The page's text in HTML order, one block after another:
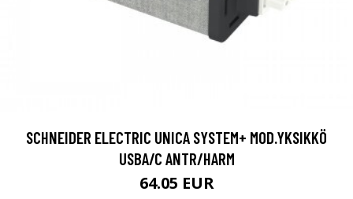
SCHNEIDER ELECTRIC UNICA SYSTEM+ MOD.YKSIKKÖ
USBA/C ANTR/HARM
64.05 EUR